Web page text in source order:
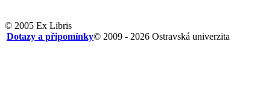
© 2005 Ex Libris
© 2009 - 2026 Ostravská univerzita
Dotazy a připomínky